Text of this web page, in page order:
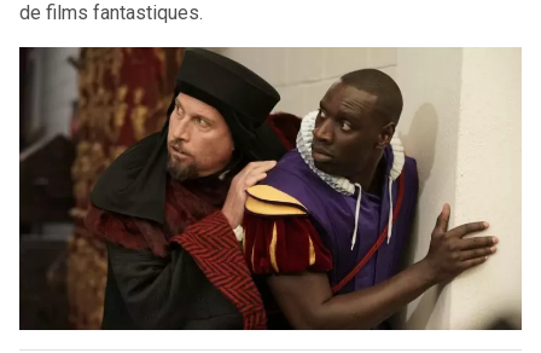
de films fantastiques.